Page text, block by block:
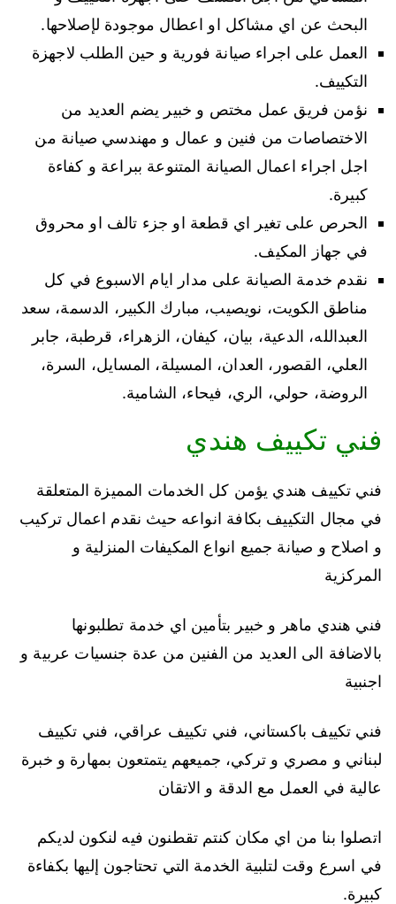
البحث عن اي مشاكل او اعطال موجودة لإصلاحها.
العمل على اجراء صيانة فورية و حين الطلب لاجهزة
التكييف.
نؤمن فريق عمل مختص و خبير يضم العديد من
الاختصاصات من فنين و عمال و مهندسي صيانة من
اجل اجراء اعمال الصيانة المتنوعة ببراعة و كفاءة
كبيرة.
الحرص على تغير اي قطعة او جزء تالف او محروق
في جهاز المكيف.
نقدم خدمة الصيانة على مدار ايام الاسبوع في كل
مناطق الكويت، نويصيب، مبارك الكبير، الدسمة، سعد
العبدالله، الدعية، بيان، كيفان، الزهراء، قرطبة، جابر
العلي، القصور، العدان، المسيلة، المسايل، السرة،
الروضة، حولي، الري، فيحاء، الشامية.
فني تكييف هندي
فني تكييف هندي يؤمن كل الخدمات المميزة المتعلقة
في مجال التكييف بكافة انواعه حيث نقدم اعمال تركيب
و اصلاح و صيانة جميع انواع المكيفات المنزلية و
المركزية
فني هندي ماهر و خبير بتأمين اي خدمة تطلبونها
بالاضافة الى العديد من الفنين من عدة جنسيات عربية و
اجنبية
فني تكييف باكستاني، فني تكييف عراقي، فني تكييف
لبناني و مصري و تركي، جميعهم يتمتعون بمهارة و خبرة
عالية في العمل مع الدقة و الاتقان
اتصلوا بنا من اي مكان كنتم تقطنون فيه لنكون لديكم
في اسرع وقت لتلبية الخدمة التي تحتاجون إليها بكفاءة
كبيرة.